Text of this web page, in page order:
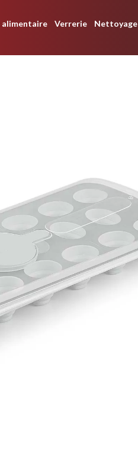
alimentaire Verrerie Nettoyage